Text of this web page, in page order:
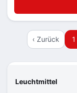
Leuchtmittel
‹ Zurück 1